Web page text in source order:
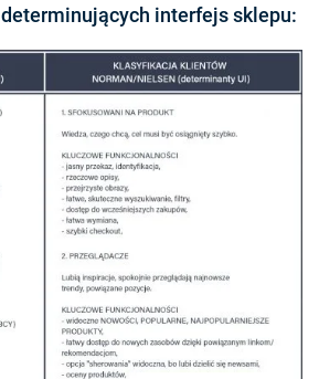
determinujących interfejs sklepu: